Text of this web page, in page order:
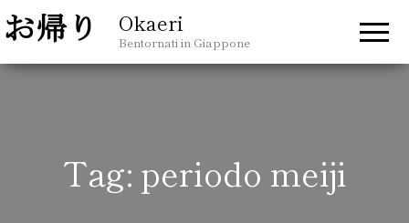
Okaeri
Bentornati in Giappone
Tag: periodo meiji